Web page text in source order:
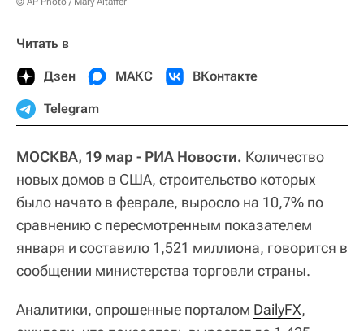
Читать в
Дзен МАКС ВКонтакте
Telegram
МОСКВА, 19 мар - РИА Новости. Количество
новых домов в США, строительство которых
было начато в феврале, выросло на 10,7% по
сравнению с пересмотренным показателем
января и составило 1,521 миллиона, говорится в
сообщении министерства торговли страны.
Аналитики, опрошенные порталом DailyFX,